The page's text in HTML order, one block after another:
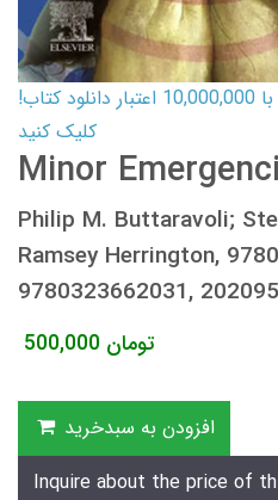
کارت اعتباری کتاب دانلود با 10,000,000 اعتبار دانلود کتاب!
کلیک کنید
Minor
Philip M. Buttaravoli;
Ramsey Herrington,
9780323662031,
500,000 تومان
افزودن به سبدخرید
Inquire about the price of